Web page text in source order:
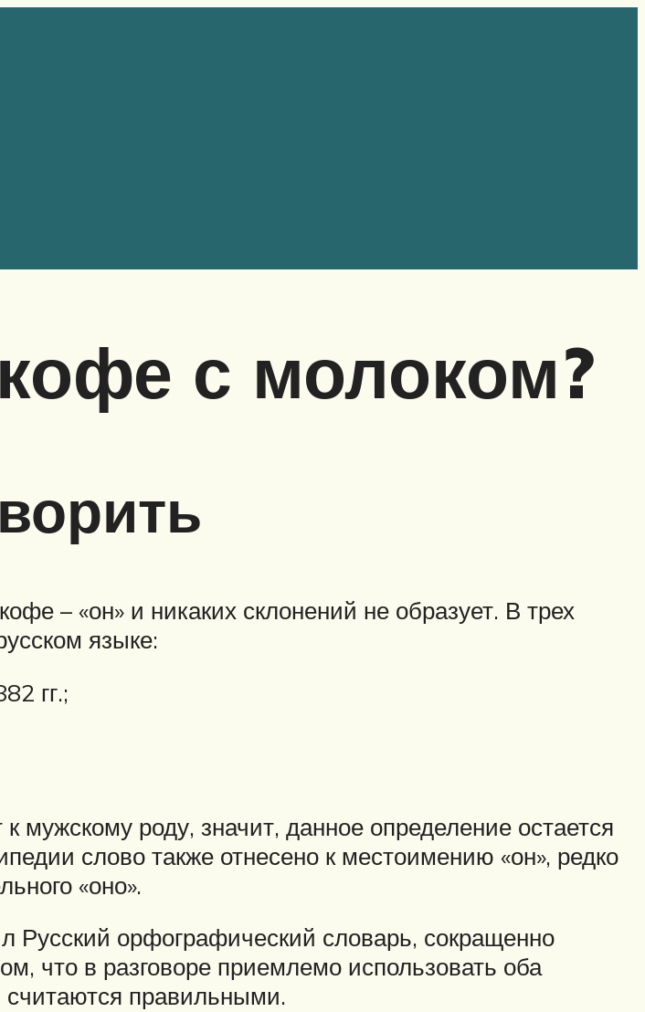
с молоком?
– «он» и никаких склонений не образует. В трех
языке:
гг.;
мужскому роду, значит, данное определение остается
слово также отнесено к местоимению «он», редко
«оно».
Русский орфографический словарь, сокращенно
что в разговоре приемлемо использовать оба
считаются правильными.